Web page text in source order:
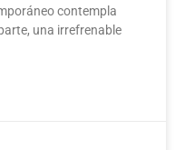
contempla
una irrefrenable